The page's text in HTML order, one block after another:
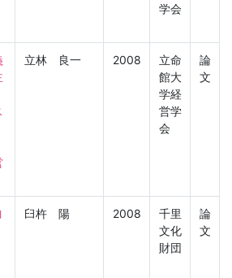
学会
立林 良一 2008
立命
館大
学経
営学
会
論
文
臼杵 陽 2008
千里
文化
財団
論
文